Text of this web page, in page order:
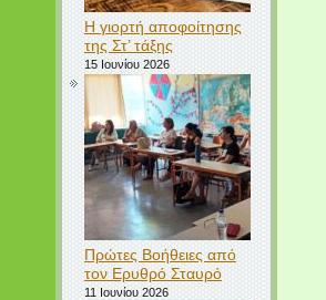
Η γιορτή αποφοίτησης
της Στ’ τάξης
15 Ιουνίου 2026
Πρώτες Βοήθειες από
τον Ερυθρό Σταυρό
11 Ιουνίου 2026